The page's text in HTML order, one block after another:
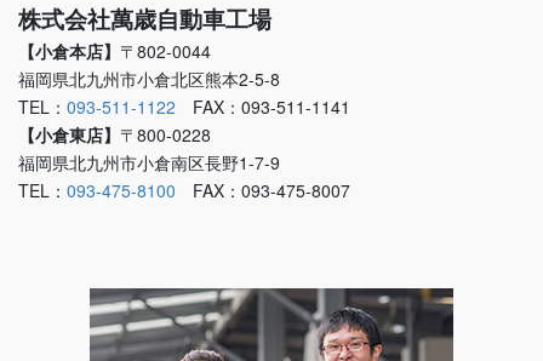
株式会社萬歳自動車工場
【小倉本店】 〒802-0044
福岡県北九州市小倉北区熊本2-5-8
TEL： 093-511-1122 FAX：093-511-1141
【小倉東店】 〒800-0228
福岡県北九州市小倉南区長野1-7-9
TEL： 093-475-8100 FAX：093-475-8007